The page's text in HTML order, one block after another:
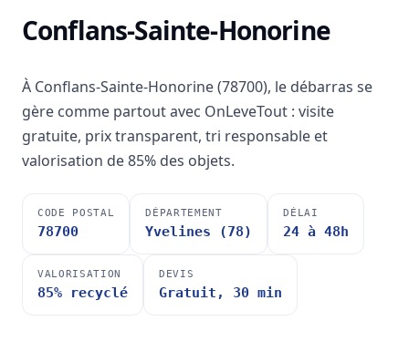
Conflans-Sainte-Honorine
À Conflans-Sainte-Honorine (78700), le débarras se
gère comme partout avec OnLeveTout : visite
gratuite, prix transparent, tri responsable et
valorisation de 85% des objets.
CODE POSTAL
78700
DÉPARTEMENT
Yvelines (78)
DÉLAI
24 à 48h
VALORISATION
85% recyclé
DEVIS
Gratuit, 30 min